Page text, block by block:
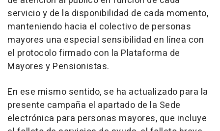
servicio y de la disponibilidad de cada momento,
manteniendo hacia el colectivo de personas
mayores una especial sensibilidad en línea con
el protocolo firmado con la Plataforma de
Mayores y Pensionistas.
En ese mismo sentido, se ha actualizado para la
presente campaña el apartado de la Sede
electrónica para personas mayores, que incluye